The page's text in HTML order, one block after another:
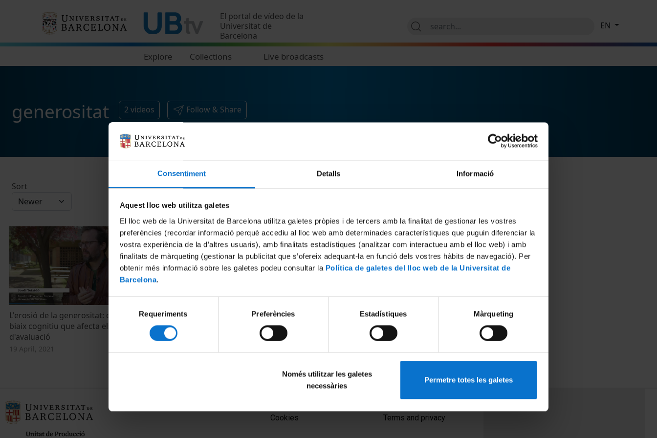
Consentiment Detalls Informació
Aquest lloc web utilitza galetes
El lloc web de la Universitat de Barcelona utilitza galetes pròpies i de tercers amb la finalitat de gestionar les vostres
preferències (recordar informació perquè accediu al lloc web amb determinades característiques que puguin diferenciar la
vostra experiència de la d’altres usuaris), amb finalitats estadístiques (analitzar com interactueu amb el lloc web) i amb
finalitats de màrqueting (gestionar la publicitat que s’ofereix adequant-la en funció dels vostres hàbits de navegació). Per
obtenir més informació sobre les galetes podeu consultar la Política de galetes del lloc web de la Universitat de
Barcelona.
de
consentiment
Requeriments Preferències Estadístiques Màrqueting
Només utilitzar les galetes
necessàries
Permetre totes les galetes
El portal de vídeo de la
Universitat de
Barcelona
Explore Collections Live broadcasts
EN
generositat 2 videos Follow & Share
Sort
L'erosió de la generositat: descrit un nou
biaix cognitiu que afecta els processos
d'avaluació
19 April, 2021
La erosión de la generosidad: descrito un
nuevo sesgo cognitivo que afecta a los
procesos de evaluación
Cookies
PEU 2
Terms and privacy
PEU 3